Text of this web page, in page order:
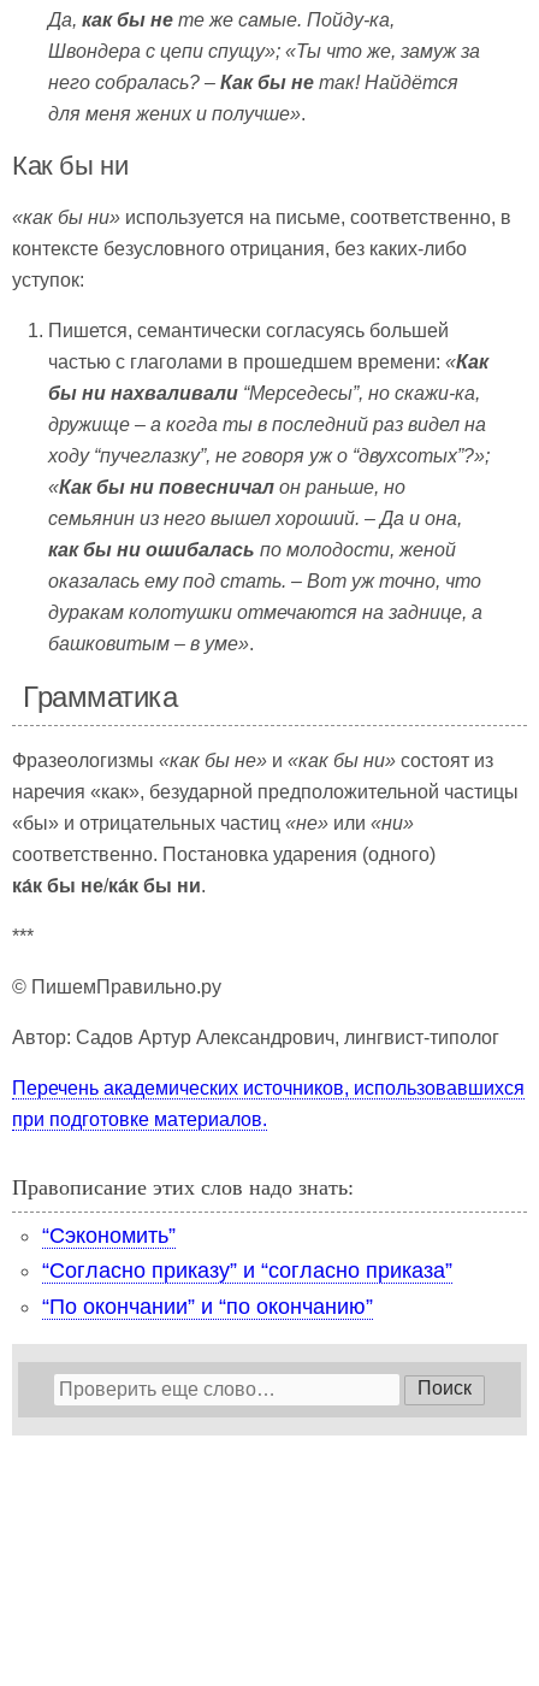
Да,как бы не те же самые. Пойду-ка,
Швондера с цепи спущу»; «Ты что же, замуж за
него собралась? –Как бы нетак! Найдётся
для меня жених и получше».
Как бы ни
«как бы ни» используется на письме, соответственно, в
контексте безусловного отрицания, без каких-либо
уступок:
Пишется, семантически согласуясь большей
частью с глаголами в прошедшем времени:«Как
бы ни нахваливали “Мерседесы”, но скажи-ка,
дружище – а когда ты в последний раз видел на
ходу “пучеглазку”, не говоря уж о “двухсотых”?»;
«Как бы ни повесничал он раньше, но
семьянин из него вышел хороший. – Да и она,
как бы ни ошибалась по молодости, женой
оказалась ему под стать. – Вот уж точно, что
дуракам колотушки отмечаются на заднице, а
башковитым – в уме».
Грамматика
Фразеологизмы «как бы не» и «как бы ни» состоят из
наречия «как», безударной предположительной частицы
«бы» и отрицательных частиц «не» или «ни»
соответственно. Постановка ударения (одного)
ка́к бы не/ка́к бы ни.
***
© ПишемПравильно.ру
Автор: Садов Артур Александрович, лингвист-типолог
Перечень академических источников, использовавшихся
при подготовке материалов.
Правописание этих слов надо знать:
“Сэкономить”
“Согласно приказу” и “согласно приказа”
“По окончании” и “по окончанию”